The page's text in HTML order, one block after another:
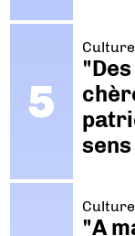
sens
"A